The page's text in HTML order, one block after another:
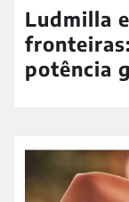
Ludmilla
potência